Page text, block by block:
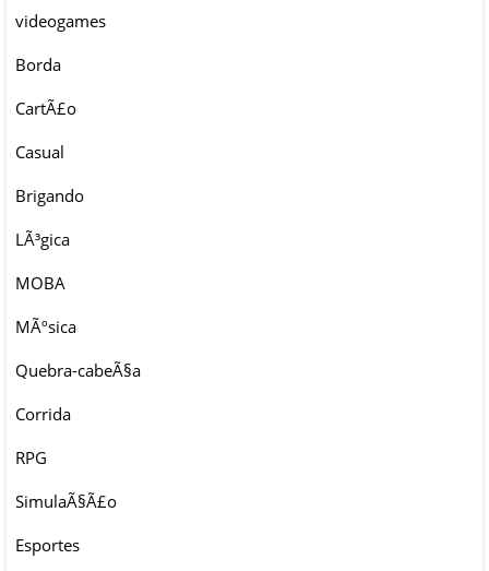
videogames
Borda
CartÃ£o
Casual
Brigando
LÃ³gica
MOBA
MÃºsica
Quebra-cabeÃ§a
Corrida
RPG
SimulaÃ§Ã£o
Esportes